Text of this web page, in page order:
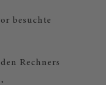
besuchte
Rechners